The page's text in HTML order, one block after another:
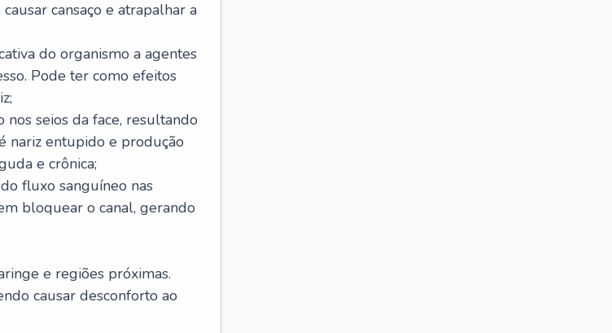
cansaço e atrapalhar a
do organismo a agentes
Pode ter como efeitos
seios da face, resultando
nariz entupido e produção
e crônica;
fluxo sanguíneo nas
bloquear o canal, gerando
e regiões próximas.
causar desconforto ao